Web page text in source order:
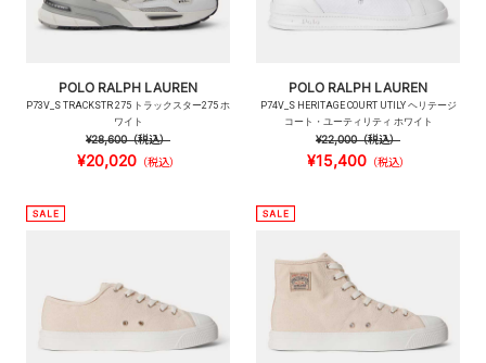
POLO RALPH LAUREN
P73V_S TRACKSTR 275 トラックスター275 ホ
ワイト
¥28,600（税込）
¥20,020（税込）
POLO RALPH LAUREN
P74V_S HERITAGE COURT UTILY ヘリテージ
コート・ユーティリティ ホワイト
¥22,000（税込）
¥15,400（税込）